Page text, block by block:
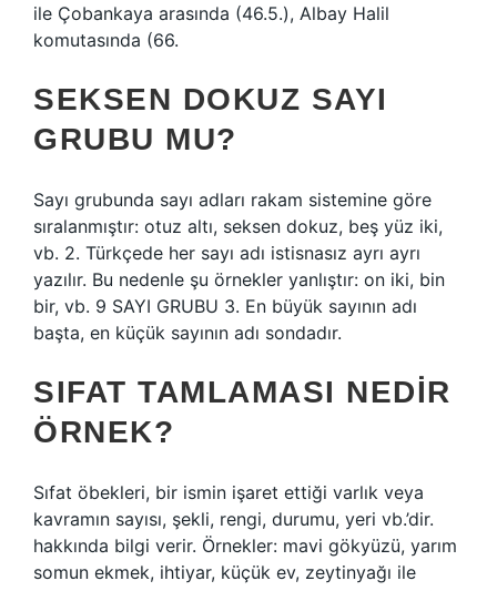
ile Çobankaya arasında (46.5.), Albay Halil
komutasında (66.
SEKSEN DOKUZ SAYI
GRUBU MU?
Sayı grubunda sayı adları rakam sistemine göre
sıralanmıştır: otuz altı, seksen dokuz, beş yüz iki,
vb. 2. Türkçede her sayı adı istisnasız ayrı ayrı
yazılır. Bu nedenle şu örnekler yanlıştır: on iki, bin
bir, vb. 9 SAYI GRUBU 3. En büyük sayının adı
başta, en küçük sayının adı sondadır.
SIFAT TAMLAMASI NEDIR
ÖRNEK?
Sıfat öbekleri, bir ismin işaret ettiği varlık veya
kavramın sayısı, şekli, rengi, durumu, yeri vb.’dir.
hakkında bilgi verir. Örnekler: mavi gökyüzü, yarım
somun ekmek, ihtiyar, küçük ev, zeytinyağı ile